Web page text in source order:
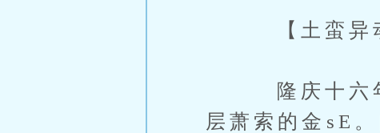
【土蛮异
隆庆十六年
层萧索的金sE